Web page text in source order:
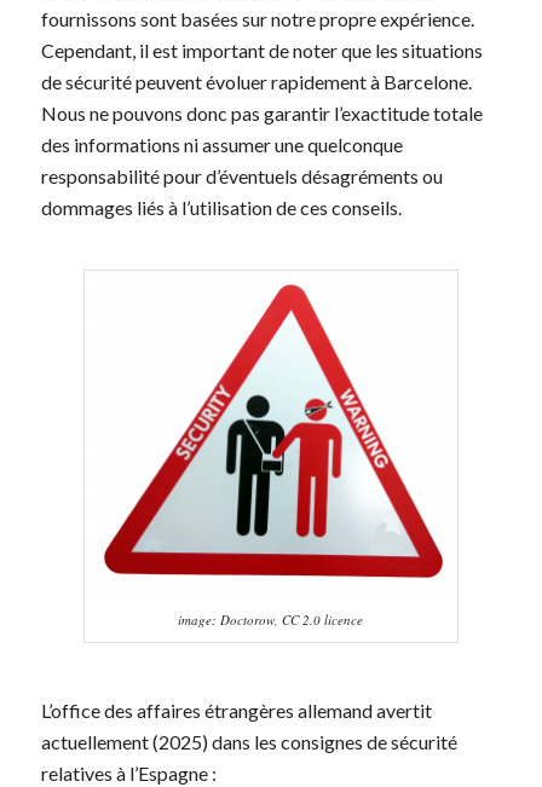
fournissons sont basées sur notre propre expérience.
Cependant, il est important de noter que les situations
de sécurité peuvent évoluer rapidement à Barcelone.
Nous ne pouvons donc pas garantir l’exactitude totale
des informations ni assumer une quelconque
responsabilité pour d’éventuels désagréments ou
dommages liés à l’utilisation de ces conseils.
image: Doctorow, CC 2.0 licence
L’office des affaires étrangères allemand avertit
actuellement (2025) dans les consignes de sécurité
relatives à l’Espagne :